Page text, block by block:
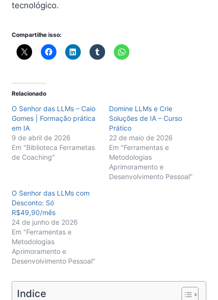
tecnológico.
Compartilhe isso:
Relacionado
O Senhor das LLMs – Caio
Gomes | Formação prática
em IA
9 de abril de 2026
Em "Biblioteca Ferrametas
de Coaching"
Domine LLMs e Crie
Soluções de IA – Curso
Prático
22 de maio de 2026
Em "Ferramentas e
Metodologias
Aprimoramento e
Desenvolvimento Pessoal"
O Senhor das LLMs com
Desconto: Só
R$49,90/mês
24 de junho de 2026
Em "Ferramentas e
Metodologias
Aprimoramento e
Desenvolvimento Pessoal"
Indice